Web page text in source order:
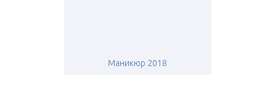
Маникюр 2018